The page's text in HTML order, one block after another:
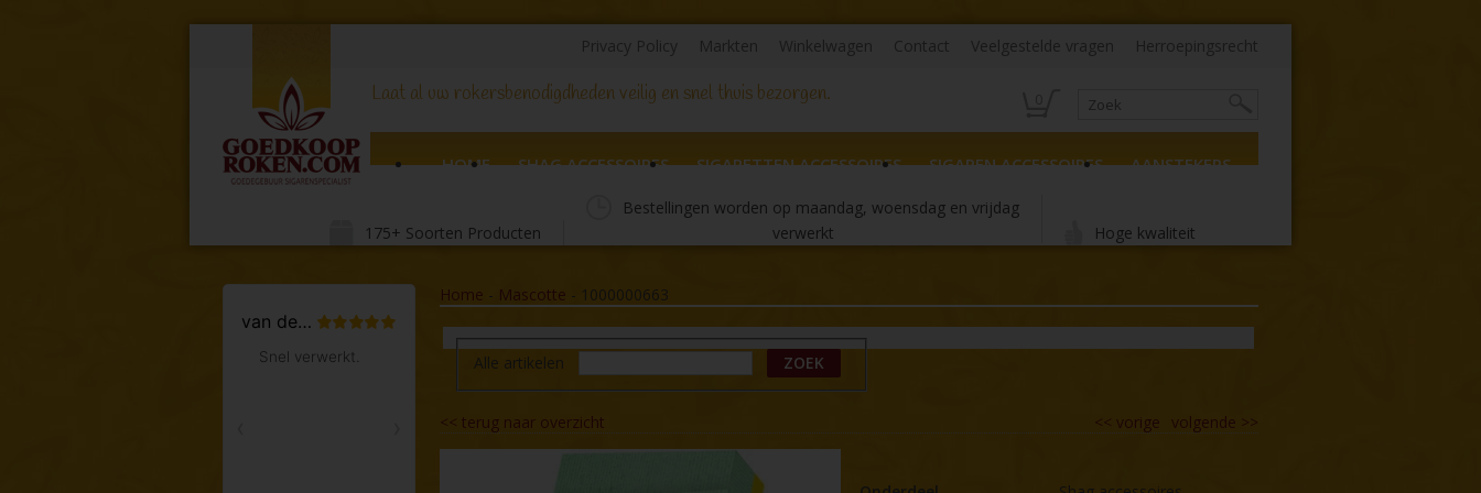
Privacy Policy Markten Winkelwagen Contact Veelgestelde vragen Herroepingsrecht
Laat al uw rokersbenodigdheden veilig en snel thuis bezorgen.
HOME SHAG ACCESSOIRES SIGARETTEN ACCESSOIRES SIGAREN ACCESSOIRES AANSTEKERS
175+ Soorten Producten
Bestellingen worden op maandag, woensdag en vrijdag
verwerkt
Hoge kwaliteit
Home - Mascotte - 1000000663
Alle artikelen ZOEK
<<terug naar overzicht volgende >>
<< vorige